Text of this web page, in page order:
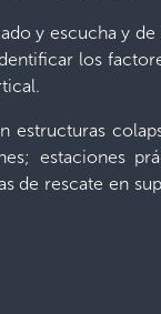
y escucha y
los
estaciones
de rescate en